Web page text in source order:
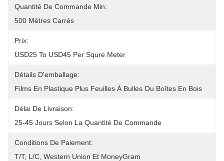
Quantité De Commande Min:
500 Mètres Carrés
Prix:
USD25 To USD45 Per Squre Meter
Détails D'emballage:
Films En Plastique Plus Feuilles À Bulles Ou Boîtes En Bois
Délai De Livraison:
25-45 Jours Selon La Quantité De Commande
Conditions De Paiement:
T/T, L/C, Western Union Et MoneyGram